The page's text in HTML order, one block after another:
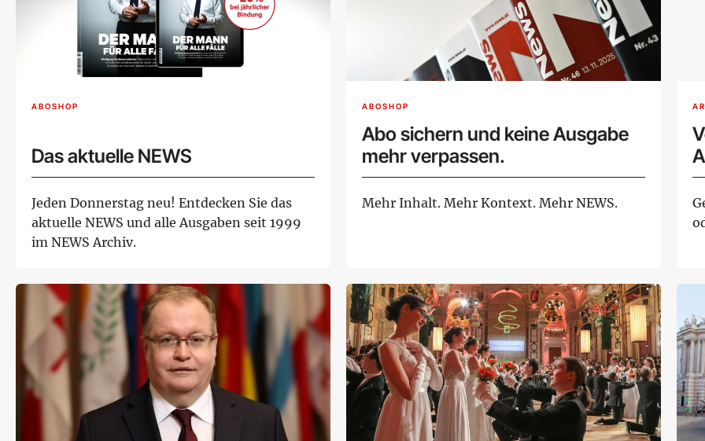
ABOSHOP
Das aktuelle NEWS
Jeden Donnerstag neu! Entdecken Sie das
aktuelle NEWS und alle Ausgaben seit 1999
im NEWS Archiv.
ABOSHOP
Abo sichern und keine Ausgabe
mehr verpassen.
Mehr Inhalt. Mehr Kontext. Mehr NEWS.